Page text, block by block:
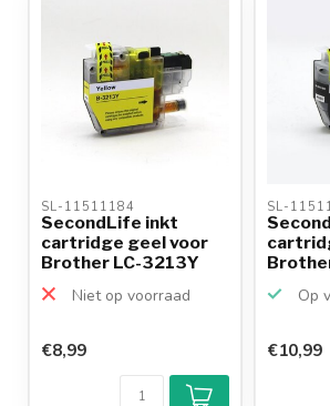
SL-11511184
SecondLife inkt
cartridge geel voor
Brother LC-3213Y
Niet op voorraad
€8,99
SL-
Op
€10,99